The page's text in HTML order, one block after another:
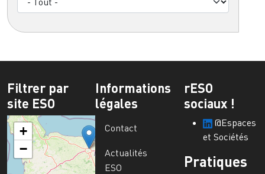
Filtrer par
site ESO
+
−
Informations
légales
Contact
Actualités
ESO
rESO
sociaux !
@Espaces
et Sociétés
Pratiques